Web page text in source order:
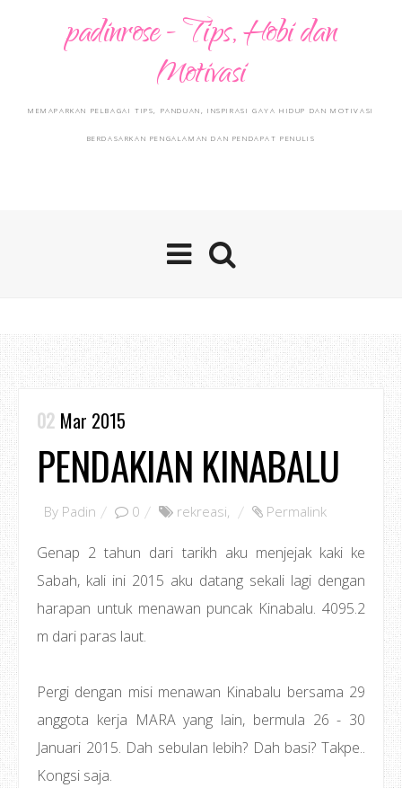
padinrose - Tips, Hobi dan
Motivasi
MEMAPARKAN PELBAGAI TIPS, PANDUAN, INSPIRASI GAYA HIDUP DAN MOTIVASI
BERDASARKAN PENGALAMAN DAN PENDAPAT PENULIS
02 Mar 2015
PENDAKIAN KINABALU
By Padin 0 rekreasi, Permalink
Genap 2 tahun dari tarikh aku menjejak kaki ke
Sabah, kali ini 2015 aku datang sekali lagi dengan
harapan untuk menawan puncak Kinabalu. 4095.2
m dari paras laut.
Pergi dengan misi menawan Kinabalu bersama 29
anggota kerja MARA yang lain, bermula 26 - 30
Januari 2015. Dah sebulan lebih? Dah basi? Takpe..
Kongsi saja.